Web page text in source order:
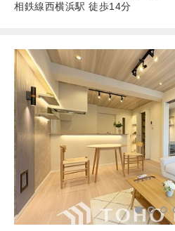
相鉄線西横浜駅 徒歩14分